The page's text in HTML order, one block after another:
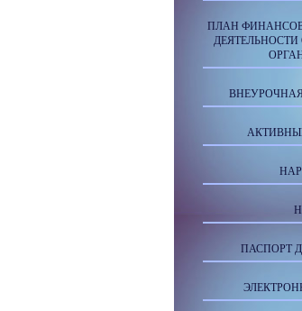
ПЛАН
ДЕЯТЕЛЬНОСТИ
ПАСПОРТ